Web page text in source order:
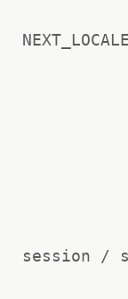
NEXT_LOCALE
session /